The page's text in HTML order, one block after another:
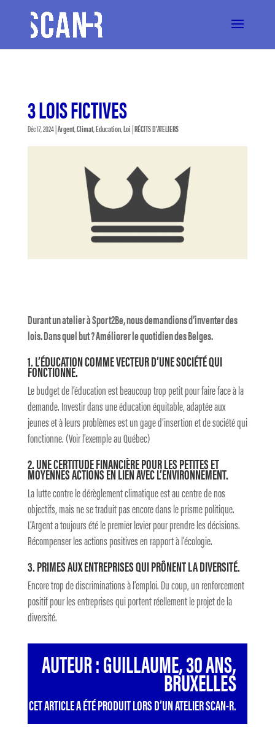
3 LOIS FICTIVES
Déc 17, 2024|Argent,Climat,Education,Loi|RÉCITS D'ATELIERS
Durant un atelier à Sport2Be, nous demandions d’inventer des
lois. Dans quel but ? Améliorer le quotidien des Belges.
1. L’ÉDUCATION COMME VECTEUR D’UNE SOCIÉTÉ QUI
FONCTIONNE.
Le budget de l’éducation est beaucoup trop petit pour faire face à la
demande. Investir dans une éducation équitable, adaptée aux
jeunes et à leurs problèmes est un gage d’insertion et de société qui
fonctionne. (Voir l’exemple au Québec)
2. UNE CERTITUDE FINANCIÈRE POUR LES PETITES ET
MOYENNES ACTIONS EN LIEN AVEC L’ENVIRONNEMENT.
La lutte contre le dérèglement climatique est au centre de nos
objectifs, mais ne se traduit pas encore dans le prisme politique.
L’Argent a toujours été le premier levier pour prendre les décisions.
Récompenser les actions positives en rapport à l’écologie.
3. PRIMES AUX ENTREPRISES QUI PRÔNENT LA DIVERSITÉ.
Encore trop de discriminations à l’emploi. Du coup, un renforcement
positif pour les entreprises qui portent réellement le projet de la
diversité.
AUTEUR : GUILLAUME, 30 ANS,
BRUXELLES
CET ARTICLE A ÉTÉ PRODUIT LORS D’UN ATELIER SCAN-R.